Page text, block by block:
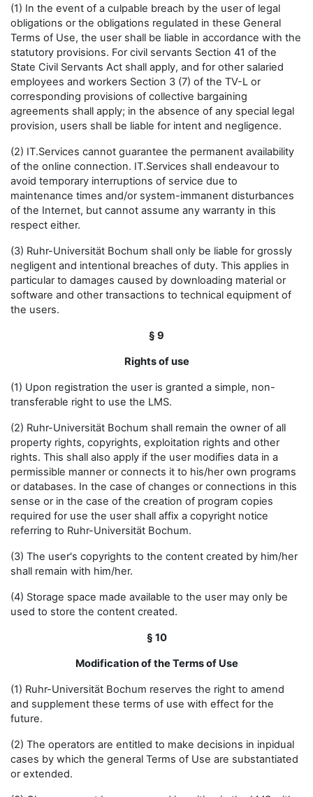
(1) In the event of a culpable breach by the user of legal
obligations or the obligations regulated in these General
Terms of Use, the user shall be liable in accordance with the
statutory provisions. For civil servants Section 41 of the
State Civil Servants Act shall apply, and for other salaried
employees and workers Section 3 (7) of the TV-L or
corresponding provisions of collective bargaining
agreements shall apply; in the absence of any special legal
provision, users shall be liable for intent and negligence.
(2) IT.Services cannot guarantee the permanent availability
of the online connection. IT.Services shall endeavour to
avoid temporary interruptions of service due to
maintenance times and/or system-immanent disturbances
of the Internet, but cannot assume any warranty in this
respect either.
(3) Ruhr-Universität Bochum shall only be liable for grossly
negligent and intentional breaches of duty. This applies in
particular to damages caused by downloading material or
software and other transactions to technical equipment of
the users.
§ 9
Rights of use
(1) Upon registration the user is granted a simple, non-
transferable right to use the LMS.
(2) Ruhr-Universität Bochum shall remain the owner of all
property rights, copyrights, exploitation rights and other
rights. This shall also apply if the user modifies data in a
permissible manner or connects it to his/her own programs
or databases. In the case of changes or connections in this
sense or in the case of the creation of program copies
required for use the user shall affix a copyright notice
referring to Ruhr-Universität Bochum.
(3) The user's copyrights to the content created by him/her
shall remain with him/her.
(4) Storage space made available to the user may only be
used to store the content created.
§ 10
Modification of the Terms of Use
(1) Ruhr-Universität Bochum reserves the right to amend
and supplement these terms of use with effect for the
future.
(2) The operators are entitled to make decisions in inpidual
cases by which the general Terms of Use are substantiated
or extended.